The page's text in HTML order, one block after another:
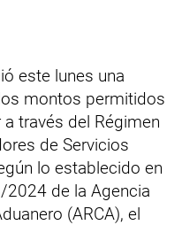
este lunes una
montos permitidos
través del Régimen
de Servicios
lo establecido en
2024 de la Agencia
(ARCA), el